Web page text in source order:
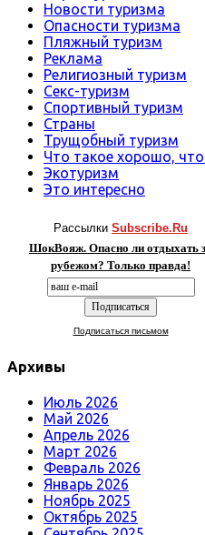
Новости туризма
Опасности туризма
Пляжный туризм
Реклама
Религиозный туризм
Секс-туризм
Спортивный туризм
Страны
Трущобный туризм
Что такое хорошо,
Экотуризм
Это интересно
Рассылки Subscribe.Ru
ШокВояж. Опасно ли отдыхать
рубежом? Только правда!
Подписаться письмом
Архивы
Июль 2026
Май 2026
Апрель 2026
Март 2026
Февраль 2026
Январь 2026
Ноябрь 2025
Октябрь 2025